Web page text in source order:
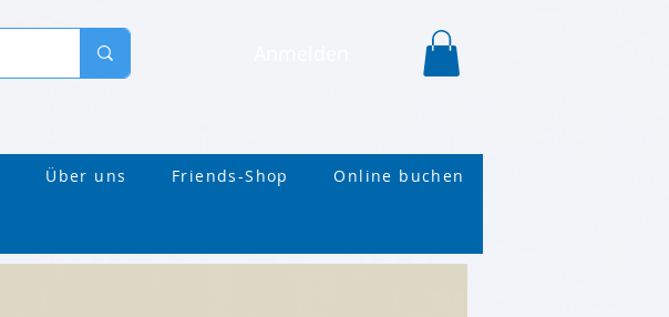
Über uns Friends-Shop Online buchen